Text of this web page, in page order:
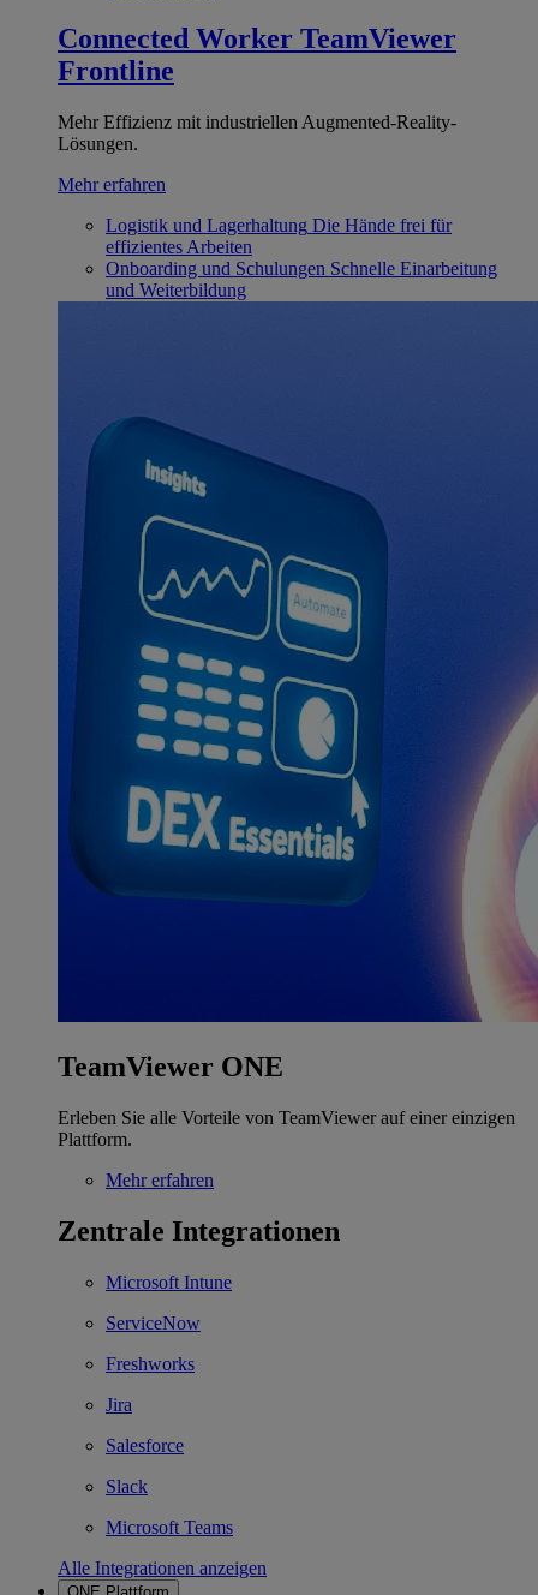
Connected Worker TeamViewer
Frontline
Mehr Effizienz mit industriellen Augmented-Reality-
Lösungen.
Mehr erfahren
Logistik und Lagerhaltung Die Hände frei für
effizientes Arbeiten
Onboarding und Schulungen Schnelle Einarbeitung
und Weiterbildung
TeamViewer ONE
Erleben Sie alle Vorteile von TeamViewer auf einer einzigen
Plattform.
Mehr erfahren
Zentrale Integrationen
Microsoft Intune
ServiceNow
Freshworks
Jira
Salesforce
Slack
Microsoft Teams
Alle Integrationen anzeigen